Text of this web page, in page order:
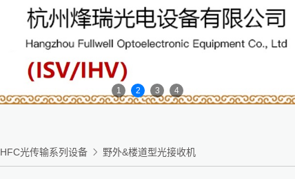
1 2 3 4
HFC光传输系列设备  野外&楼道型光接收机